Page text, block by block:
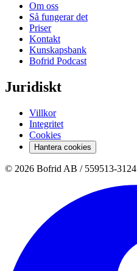
Om oss
Så fungerar det
Priser
Kontakt
Kunskapsbank
Bofrid Podcast
Juridiskt
Villkor
Integritet
Cookies
Hantera cookies
© 2026 Bofrid AB / 559513-3124